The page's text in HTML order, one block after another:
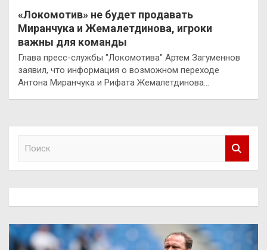
«Локомотив» не будет продавать
Миранчука и Жемалетдинова, игроки
важны для команды
Глава пресс-службы "Локомотива" Артем Загуменнов
заявил, что информация о возможном переходе
Антона Миранчука и Рифата Жемалетдинова…